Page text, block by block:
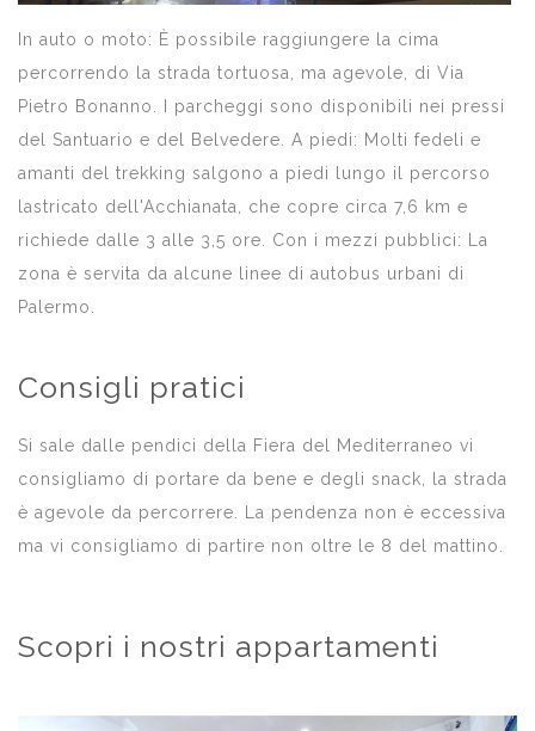
In auto o moto: È possibile raggiungere la cima
percorrendo la strada tortuosa, ma agevole, di Via
Pietro Bonanno. I parcheggi sono disponibili nei pressi
del Santuario e del Belvedere. A piedi: Molti fedeli e
amanti del trekking salgono a piedi lungo il percorso
lastricato dell'Acchianata, che copre circa 7,6 km e
richiede dalle 3 alle 3,5 ore. Con i mezzi pubblici: La
zona è servita da alcune linee di autobus urbani di
Palermo.
Consigli pratici
Si sale dalle pendici della Fiera del Mediterraneo vi
consigliamo di portare da bene e degli snack, la strada
è agevole da percorrere. La pendenza non è eccessiva
ma vi consigliamo di partire non oltre le 8 del mattino.
Scopri i nostri appartamenti